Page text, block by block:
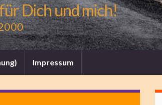
Dich und mich!
Impressum